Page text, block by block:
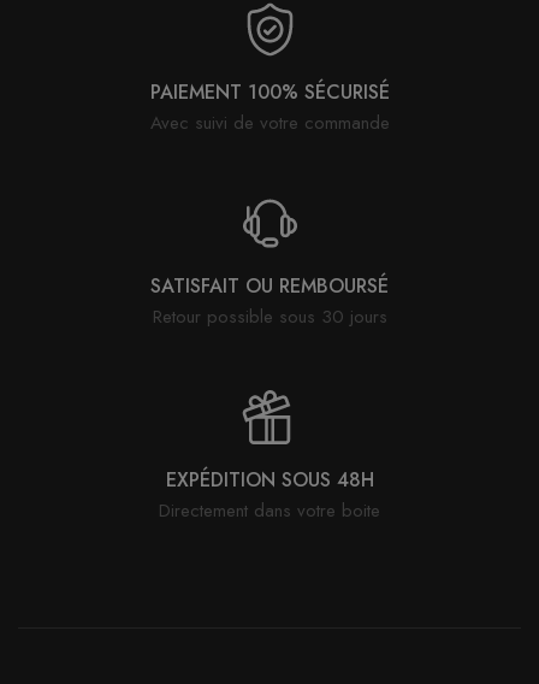
PAIEMENT 100% SÉCURISÉ
Avec suivi de votre commande
SATISFAIT OU REMBOURSÉ
Retour possible sous 30 jours
EXPÉDITION SOUS 48H
Directement dans votre boite